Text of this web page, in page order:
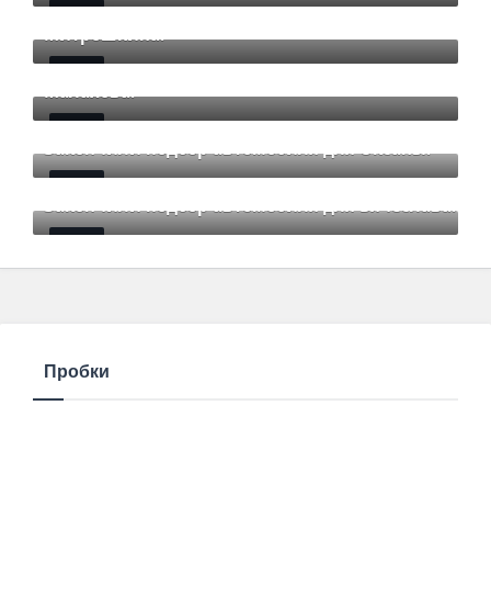
Закончили подбор автомобиля для Дмитрия
Закончили подбор автомобиля для Дмитрия
Пробки